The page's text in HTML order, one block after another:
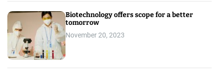
Biotechnology offers scope for a better
tomorrow
November 20, 2023